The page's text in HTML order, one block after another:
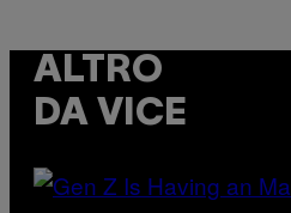
ALTRO
DA VICE